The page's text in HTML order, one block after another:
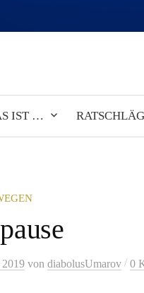
IST …
2019 von diabolusUmarov / 0